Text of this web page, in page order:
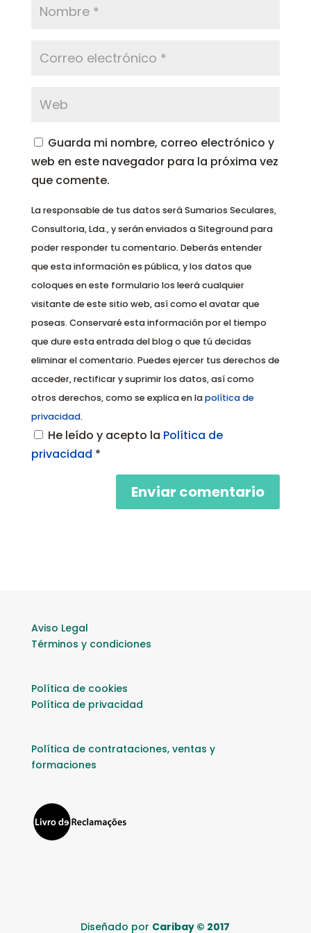
Guarda mi nombre, correo electrónico y
web en este navegador para la próxima vez
que comente.
La responsable de tus datos será Sumarios Seculares,
Consultoria, Lda., y serán enviados a Siteground para
poder responder tu comentario. Deberás entender
que esta información es pública, y los datos que
coloques en este formulario los leerá cualquier
visitante de este sitio web, así como el avatar que
poseas. Conservaré esta información por el tiempo
que dure esta entrada del blog o que tú decidas
eliminar el comentario. Puedes ejercer tus derechos de
acceder, rectificar y suprimir los datos, así como
otros derechos, como se explica en lapolítica de
privacidad.
He leído y acepto la Política de
privacidad *
Aviso Legal
Términos y condiciones
Política de cookies
Política de privacidad
Política de contrataciones, ventas y
formaciones
Diseñado por Caribay © 2017